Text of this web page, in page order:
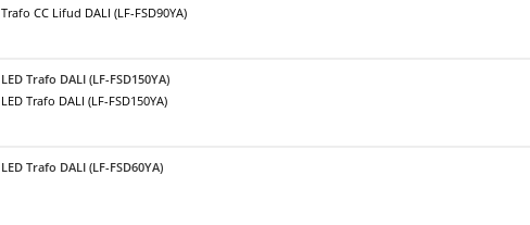
Trafo CC Lifud DALI (LF-FSD90YA)
LED Trafo DALI (LF-FSD150YA)
LED Trafo DALI (LF-FSD150YA)
LED Trafo DALI (LF-FSD60YA)